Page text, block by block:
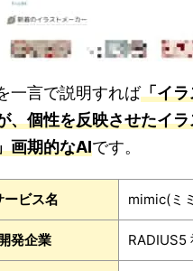
一言で説明すれば「イ
、個性を反映させたイ
画期的なAIです。
ービス名 mimic(ミ
開発企業 RADIUS5